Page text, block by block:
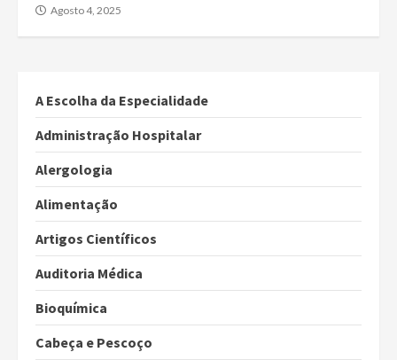
Agosto 4, 2025
A Escolha da Especialidade
Administração Hospitalar
Alergologia
Alimentação
Artigos Científicos
Auditoria Médica
Bioquímica
Cabeça e Pescoço